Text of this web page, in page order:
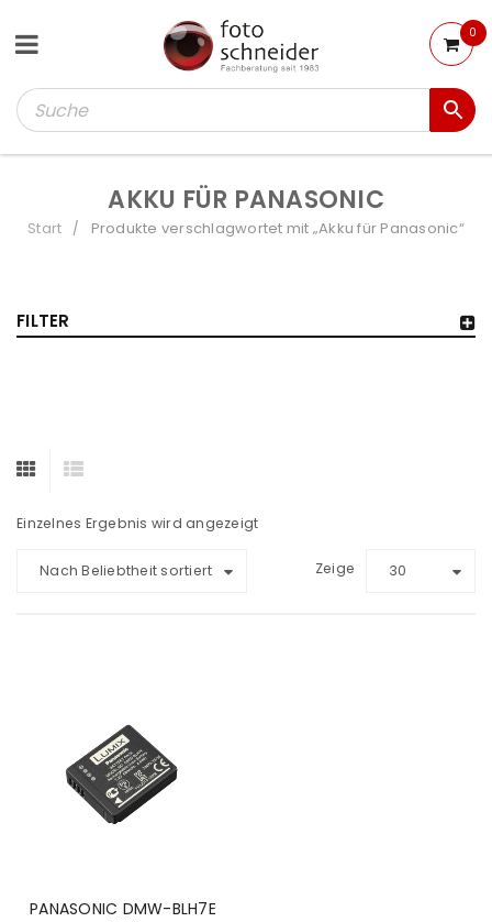
0
AKKU FÜR PANASONIC
Start / Produkte verschlagwortet mit „Akku für Panasonic“
FILTER
Einzelnes Ergebnis wird angezeigt
Nach Beliebtheit sortiert Zeige 30
PANASONIC DMW-BLH7E